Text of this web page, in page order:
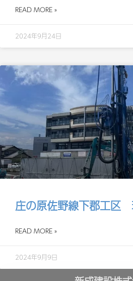
READ MORE »
2024年9月24日
庄の原佐野線下郡工区
READ MORE »
2024年9月9日